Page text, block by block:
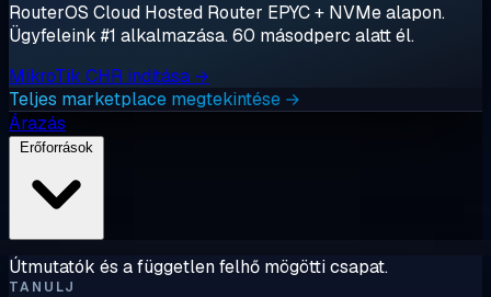
RouterOS Cloud Hosted Router EPYC + NVMe alapon.
Ügyfeleink #1 alkalmazása. 60 másodperc alatt él.
MikroTik CHR indítása →
Teljes marketplace megtekintése →
Árazás
Útmutatók és a független felhő mögötti csapat.
TANULJ